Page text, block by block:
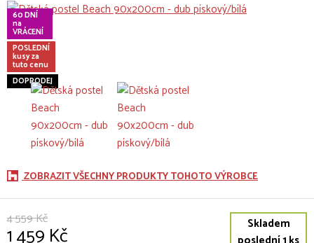
60 DNÍ
na
VRÁCENÍ
POSLEDNÍ
kusy za
tuto cenu
DOPRODEJ
ZOBRAZIT VŠECHNY PRODUKTY TOHOTO VÝROBCE
4 559 Kč
1 459 Kč
Skladem